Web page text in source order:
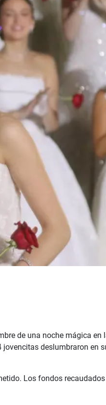
de una noche mágica en
deslumbraron en
Los fondos